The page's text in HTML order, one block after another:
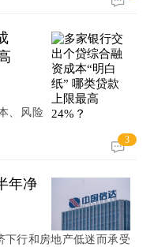
、风险
3
年净
下行和房地产低迷而承受